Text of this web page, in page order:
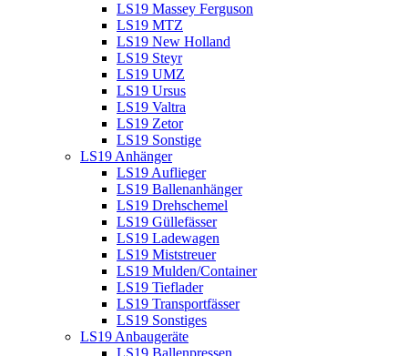
LS19 Massey Ferguson
LS19 MTZ
LS19 New Holland
LS19 Steyr
LS19 UMZ
LS19 Ursus
LS19 Valtra
LS19 Zetor
LS19 Sonstige
LS19 Anhänger
LS19 Auflieger
LS19 Ballenanhänger
LS19 Drehschemel
LS19 Güllefässer
LS19 Ladewagen
LS19 Miststreuer
LS19 Mulden/Container
LS19 Tieflader
LS19 Transportfässer
LS19 Sonstiges
LS19 Anbaugeräte
LS19 Ballenpressen